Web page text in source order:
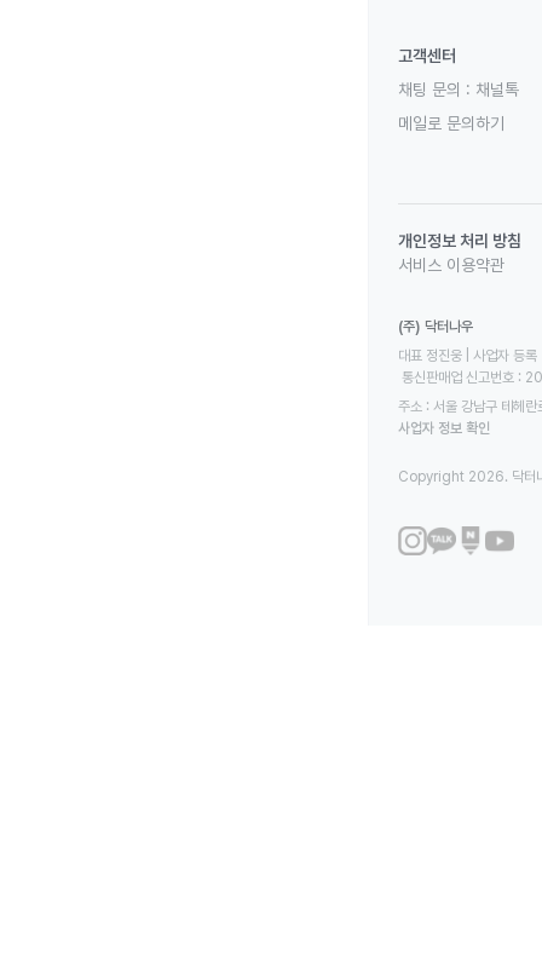
고객센터
채팅 문의 : 채널톡
메일로 문의하기
개인정보 처리 방침
서비스 이용약관
(주) 닥터나우
대표 정진웅 | 사업자
통신판매업 신고번호
주소 : 서울 강남구 테헤
사업자 정보 확인
Copyright 2026. 닥터